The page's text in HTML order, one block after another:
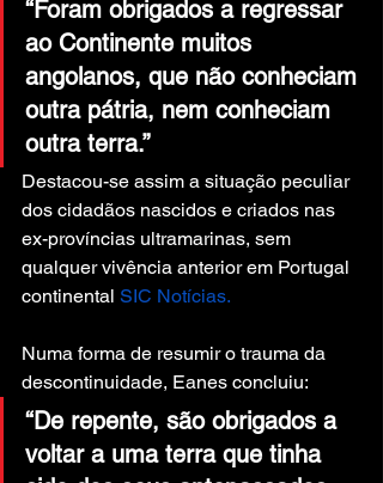
“Foram obrigados a regressar
ao Continente muitos
angolanos, que não conheciam
outra pátria, nem conheciam
outra terra.”
Destacou-se assim a situação peculiar
dos cidadãos nascidos e criados nas
ex-províncias ultramarinas, sem
qualquer vivência anterior em Portugal
continental SIC Notícias.
Numa forma de resumir o trauma da
descontinuidade, Eanes concluiu:
“De repente, são obrigados a
voltar a uma terra que tinha